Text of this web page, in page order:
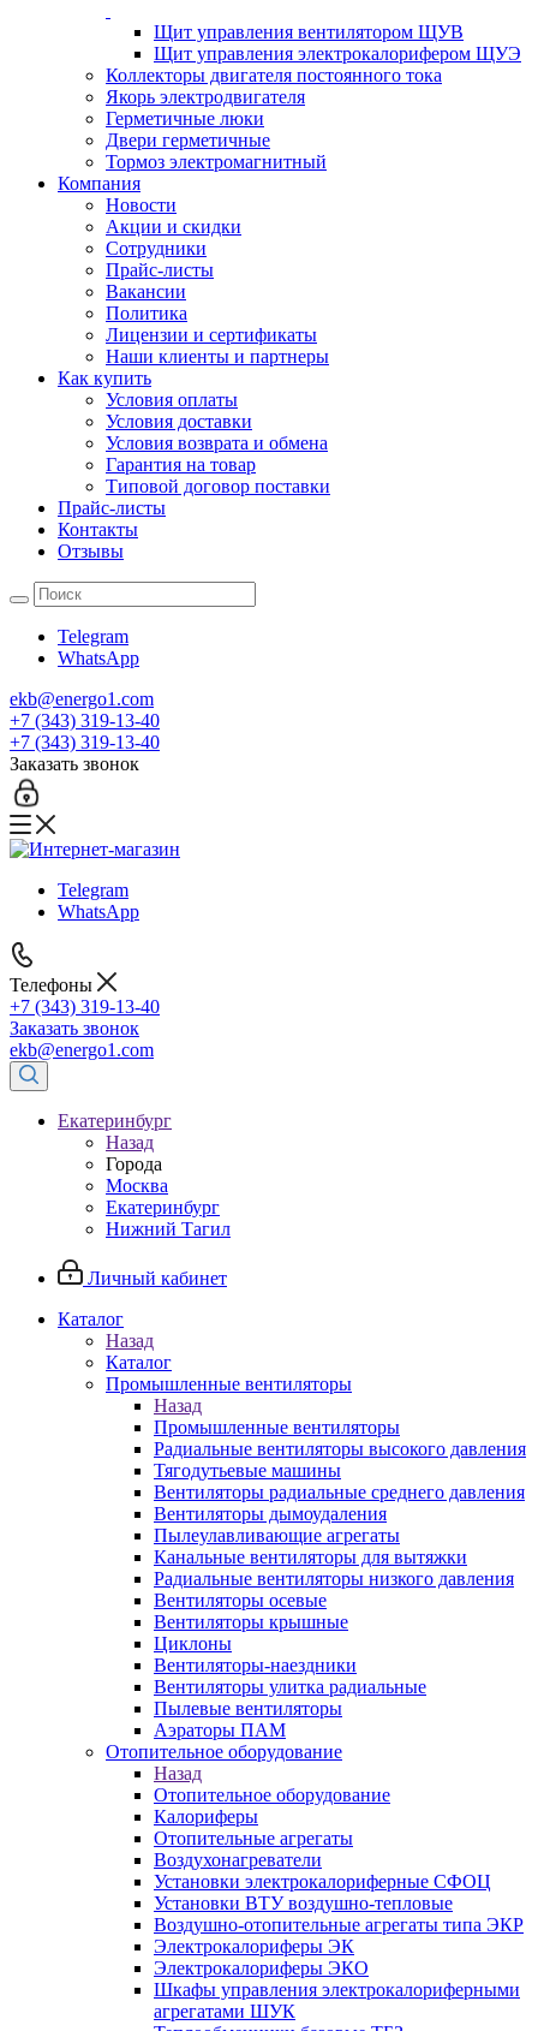
Щит управления вентилятором ЩУВ
Щит управления электрокалорифером ЩУЭ
Коллекторы двигателя постоянного тока
Якорь электродвигателя
Герметичные люки
Двери герметичные
Тормоз электромагнитный
Компания
Новости
Акции и скидки
Сотрудники
Прайс-листы
Вакансии
Политика
Лицензии и сертификаты
Наши клиенты и партнеры
Как купить
Условия оплаты
Условия доставки
Условия возврата и обмена
Гарантия на товар
Типовой договор поставки
Прайс-листы
Контакты
Отзывы
Telegram
WhatsApp
ekb@energo1.com
+7 (343) 319-13-40
+7 (343) 319-13-40
Заказать звонок
Telegram
WhatsApp
Телефоны
+7 (343) 319-13-40
Заказать звонок
ekb@energo1.com
Екатеринбург
Назад
Города
Москва
Екатеринбург
Нижний Тагил
Личный кабинет
Каталог
Назад
Каталог
Промышленные вентиляторы
Назад
Промышленные вентиляторы
Радиальные вентиляторы высокого давления
Тягодутьевые машины
Вентиляторы радиальные среднего давления
Вентиляторы дымоудаления
Пылеулавливающие агрегаты
Канальные вентиляторы для вытяжки
Радиальные вентиляторы низкого давления
Вентиляторы осевые
Вентиляторы крышные
Циклоны
Вентиляторы-наездники
Вентиляторы улитка радиальные
Пылевые вентиляторы
Аэраторы ПАМ
Отопительное оборудование
Назад
Отопительное оборудование
Калориферы
Отопительные агрегаты
Воздухонагреватели
Установки электрокалориферные СФОЦ
Установки ВТУ воздушно-тепловые
Воздушно-отопительные агрегаты типа ЭКР
Электрокалориферы ЭК
Электрокалориферы ЭКО
Шкафы управления электрокалориферными
агрегатами ШУК